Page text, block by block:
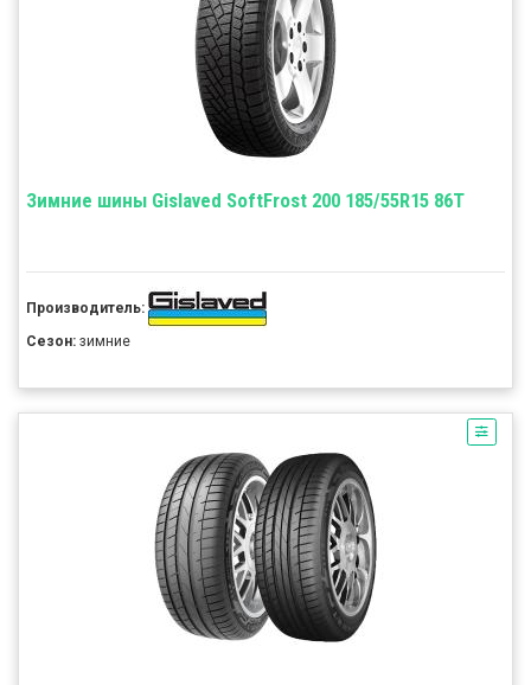
Зимние шины Gislaved SoftFrost 200 185/55R15 86T
Производитель:
Сезон: зимние